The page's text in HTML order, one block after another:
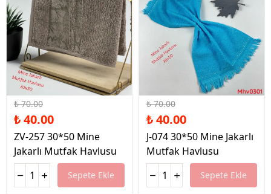
%43 İndirim
₺ 70.00
₺ 40.00
ZV-257 30*50 Mine
Jakarlı Mutfak Havlusu
Sepete Ekle
₺ 70.00
₺ 40.00
J-074 30*50 Mine Jakarlı
Mutfak Havlusu
Sepete Ekle